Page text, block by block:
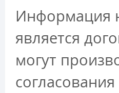
Информация
является
могут